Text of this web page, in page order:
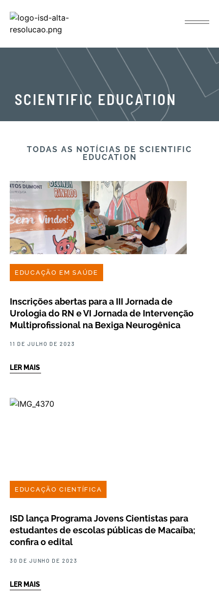
SCIENTIFIC EDUCATION
TODAS AS NOTÍCIAS​ DE SCIENTIFIC
EDUCATION
EDUCAÇÃO EM SAÚDE
Inscrições abertas para a III Jornada de
Urologia do RN e VI Jornada de Intervenção
Multiprofissional na Bexiga Neurogênica
11 DE JULHO DE 2023
LER MAIS
EDUCAÇÃO CIENTÍFICA
ISD lança Programa Jovens Cientistas para
estudantes de escolas públicas de Macaíba;
confira o edital
30 DE JUNHO DE 2023
LER MAIS